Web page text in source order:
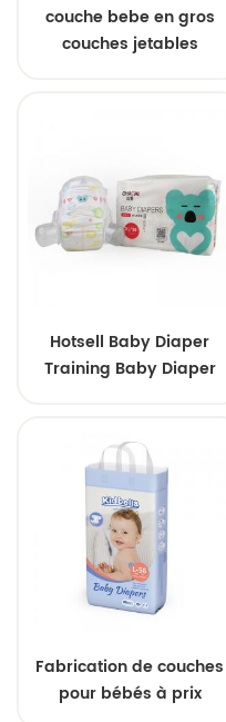
couche bebe en gros
couches jetables
Hotsell Baby Diaper
Training Baby Diaper
bébé
Fabrication de couches
pour bébés à prix